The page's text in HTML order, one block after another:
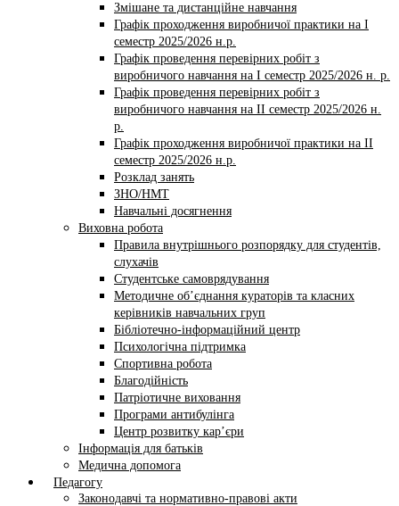
Змішане та дистанційне навчання
Графік проходження виробничої практики на І
семестр 2025/2026 н.р.
Графік проведення перевірних робіт з
виробничого навчання на І семестр 2025/2026 н. р.
Графік проведення перевірних робіт з
виробничого навчання на ІI семестр 2025/2026 н.
р.
Графік проходження виробничої практики на II
семестр 2025/2026 н.р.
Розклад занять
ЗНО/НМТ
Навчальні досягнення
Виховна робота
Правила внутрішнього розпорядку для студентів,
слухачів
Студентське самоврядування
Методичне об’єднання кураторів та класних
керівників навчальних груп
Бібліотечно-інформаційний центр
Психологічна підтримка
Спортивна робота
Благодійність
Патріотичне виховання
Програми антибулінга
Центр розвитку кар’єри
Інформація для батьків
Медична допомога
Педагогу
Законодавчі та нормативно-правові акти